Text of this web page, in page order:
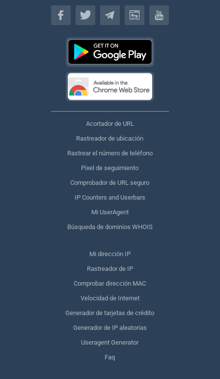
Español
Acortador de URL
Rastreador de ubicación
Rastrear el número de teléfono
Píxel de seguimiento
Comprobador de URL seguro
IP Counters and Userbars
Mi UserAgent
Búsqueda de dominios WHOIS
Mi dirección IP
Rastreador de IP
Comprobar dirección MAC
Velocidad de Internet
Generador de tarjetas de crédito
Generador de IP aleatorias
Useragent Generator
Faq